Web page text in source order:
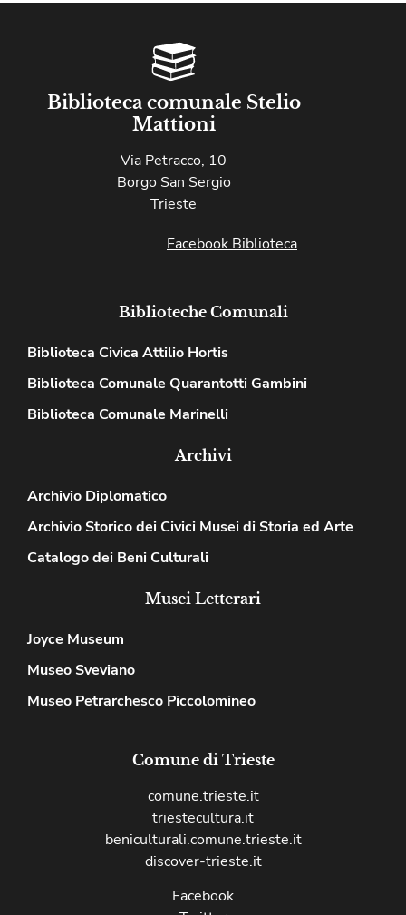
Biblioteca comunale Stelio
Mattioni
Via Petracco, 10
Borgo San Sergio
Trieste
Facebook Biblioteca
Biblioteche Comunali
Biblioteca Civica Attilio Hortis
Biblioteca Comunale Quarantotti Gambini
Biblioteca Comunale Marinelli
Archivi
Archivio Diplomatico
Archivio Storico dei Civici Musei di Storia ed Arte
Catalogo dei Beni Culturali
Musei Letterari
Joyce Museum
Museo Sveviano
Museo Petrarchesco Piccolomineo
Comune di Trieste
comune.trieste.it
triestecultura.it
beniculturali.comune.trieste.it
discover-trieste.it
Facebook